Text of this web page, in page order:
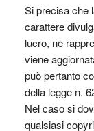
Si precisa che
carattere
lucro, nè
viene
può pertanto
della legge n.
Nel caso si
qualsiasi